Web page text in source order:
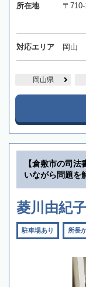
所在地 〒
対応エリア 岡山
岡山県
【倉敷市の司
いながら問題を
菱川由紀
駐車場あり 所長